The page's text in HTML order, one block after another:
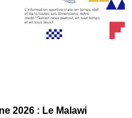
2026 : Le Malawi